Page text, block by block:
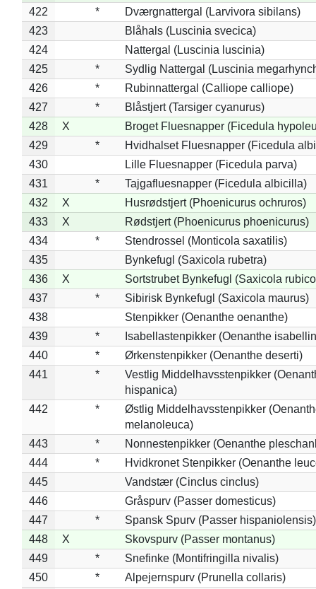
422
*
Dværgnattergal (Larvivora sibilans)
423
Blåhals (Luscinia svecica)
424
Nattergal (Luscinia luscinia)
425
*
Sydlig Nattergal (Luscinia
426
*
Rubinnattergal (Calliope calliope)
427
*
Blåstjert (Tarsiger cyanurus)
428
X
Broget Fluesnapper (Ficedula
429
*
Hvidhalset Fluesnapper (Ficedula
430
Lille Fluesnapper (Ficedula parva)
431
*
Tajgafluesnapper (Ficedula albicilla)
432
X
Husrødstjert (Phoenicurus ochruros)
433
X
Rødstjert (Phoenicurus phoenicurus)
434
*
Stendrossel (Monticola saxatilis)
435
Bynkefugl (Saxicola rubetra)
436
X
Sortstrubet Bynkefugl (Saxicola
437
*
Sibirisk Bynkefugl (Saxicola maurus)
438
Stenpikker (Oenanthe oenanthe)
439
*
Isabellastenpikker (Oenanthe
440
*
Ørkenstenpikker (Oenanthe deserti)
441
*
Vestlig Middelhavsstenpikker
hispanica)
442
*
Østlig Middelhavsstenpikker
melanoleuca)
443
*
Nonnestenpikker (Oenanthe
444
*
Hvidkronet Stenpikker (Oenanthe
445
Vandstær (Cinclus cinclus)
446
Gråspurv (Passer domesticus)
447
*
Spansk Spurv (Passer hispaniolensis)
448
X
Skovspurv (Passer montanus)
449
*
Snefinke (Montifringilla nivalis)
450
*
Alpejernspurv (Prunella collaris)